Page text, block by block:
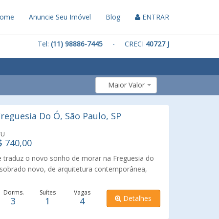
Anuncie Seu Imóvel Blog ENTRAR
Tel: (11) 98886-7445 - CRECI 40727 J
Maior Valor
Do Ó, São Paulo, SP
740,00
o novo sonho de morar na Freguesia do
novo, de arquitetura contemporânea,
Norte. Com 3 dormitórios bem distribuídos, o
para acolher a rotina da família com harmonia
aberto integra-se perfeitamente aos
Dorms.
3
Suítes
1
Vagas
4 Detalhes